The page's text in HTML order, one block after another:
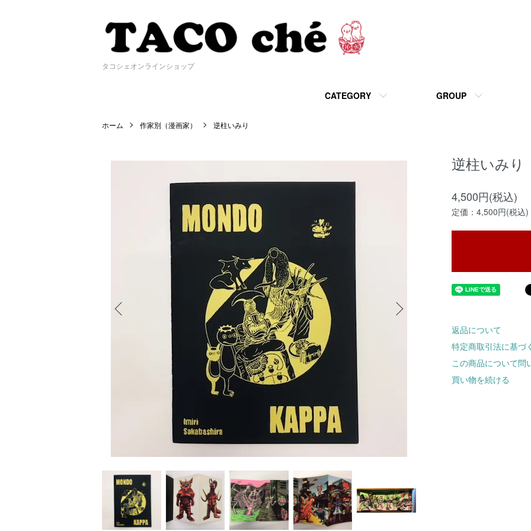
タコシェオンラインショップ
CATEGORY GROUP
ホーム 作家別（漫画家） 逆柱いみり
逆柱いみり
4,500円(税込)
定価：4,500円(税込)
返品について
特定商取引法に基づ
この商品について問
買い物を続ける